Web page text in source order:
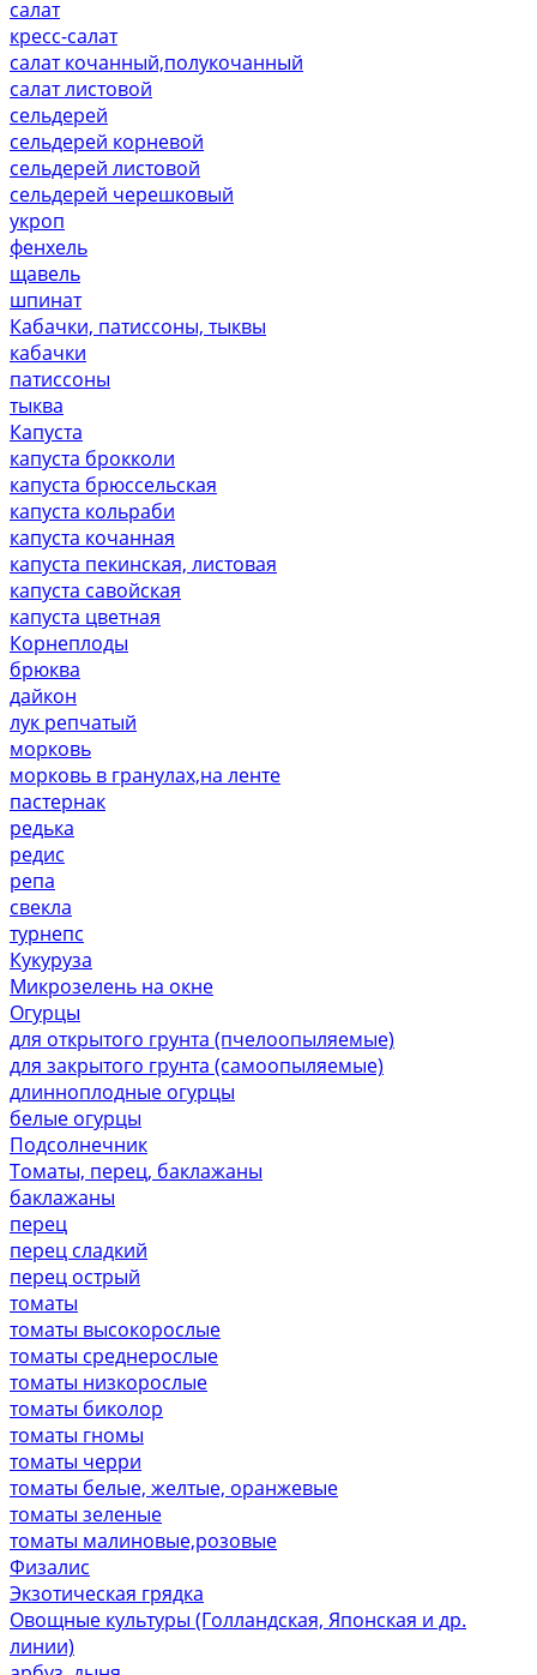
салат
кресс-салат
салат кочанный,полукочанный
салат листовой
сельдерей
сельдерей корневой
сельдерей листовой
сельдерей черешковый
укроп
фенхель
щавель
шпинат
Кабачки, патиссоны, тыквы
кабачки
патиссоны
тыква
Капуста
капуста брокколи
капуста брюссельская
капуста кольраби
капуста кочанная
капуста пекинская, листовая
капуста савойская
капуста цветная
Корнеплоды
брюква
дайкон
лук репчатый
морковь
морковь в гранулах,на ленте
пастернак
редька
редис
репа
свекла
турнепс
Кукуруза
Микрозелень на окне
Огурцы
для открытого грунта (пчелоопыляемые)
для закрытого грунта (самоопыляемые)
длинноплодные огурцы
белые огурцы
Подсолнечник
Томаты, перец, баклажаны
баклажаны
перец
перец сладкий
перец острый
томаты
томаты высокорослые
томаты среднерослые
томаты низкорослые
томаты биколор
томаты гномы
томаты черри
томаты белые, желтые, оранжевые
томаты зеленые
томаты малиновые,розовые
Физалис
Экзотическая грядка
Овощные культуры (Голландская, Японская и др.
линии)